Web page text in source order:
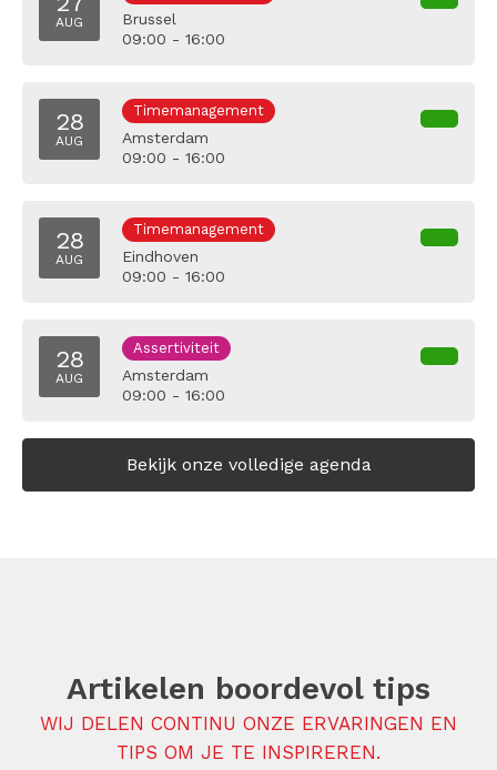
AUG
Brussel
09:00 - 16:00
28
AUG
Timemanagement
Amsterdam
09:00 - 16:00
28
AUG
Timemanagement
Eindhoven
09:00 - 16:00
28
AUG
Assertiviteit
Amsterdam
09:00 - 16:00
Bekijk onze volledige agenda
Artikelen boordevol tips
WIJ DELEN CONTINU ONZE ERVARINGEN EN
TIPS OM JE TE INSPIREREN.